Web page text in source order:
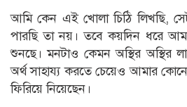
আমি কেন এই খোলা চিঠি লিখছি,
পারছি তা নয়। তবে কয়দিন ধরে
শুনছে। মনটাও কেমন অস্থির অস্থির
অর্থ সাহায্য করতে চেয়েও আমার
ফিরিয়ে নিয়েছেন।